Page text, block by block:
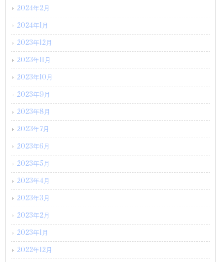
2024年2月
2024年1月
2023年12月
2023年11月
2023年10月
2023年9月
2023年8月
2023年7月
2023年6月
2023年5月
2023年4月
2023年3月
2023年2月
2023年1月
2022年12月